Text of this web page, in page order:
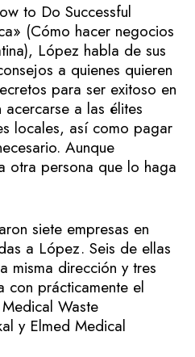
to Do Successful
(Cómo hacer negocios
López habla de sus
a quienes quieren
para ser exitoso en
a las élites
locales, así como pagar
Aunque
otra persona que lo haga
siete empresas en
a López. Seis de ellas
misma dirección y tres
con prácticamente el
Waste
y Elmed Medical